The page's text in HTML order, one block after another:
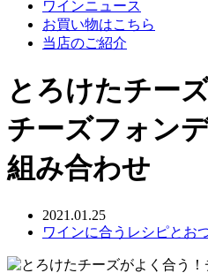
ワインニュース
お買い物はこちら
当店のご紹介
とろけたチー
チーズフォン
組み合わせ
2021.01.25
ワインに合うレシピとお